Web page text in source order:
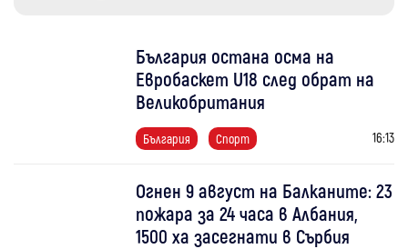
България остана осма на
Евробаскет U18 след обрат на
Великобритания
България Спорт 16:13
Огнен 9 август на Балканите: 23
пожара за 24 часа в Албания,
1500 ха засегнати в Сърбия